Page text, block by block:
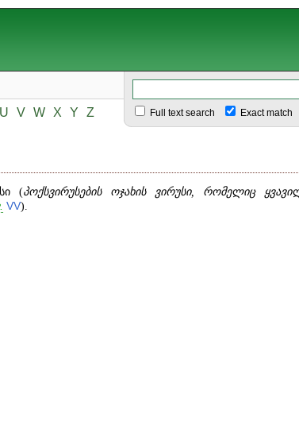
U V W X Y Z Full text search Exact match
(პოქსვირუსების ოჯახის ვირუსი, რომელიც
VV).